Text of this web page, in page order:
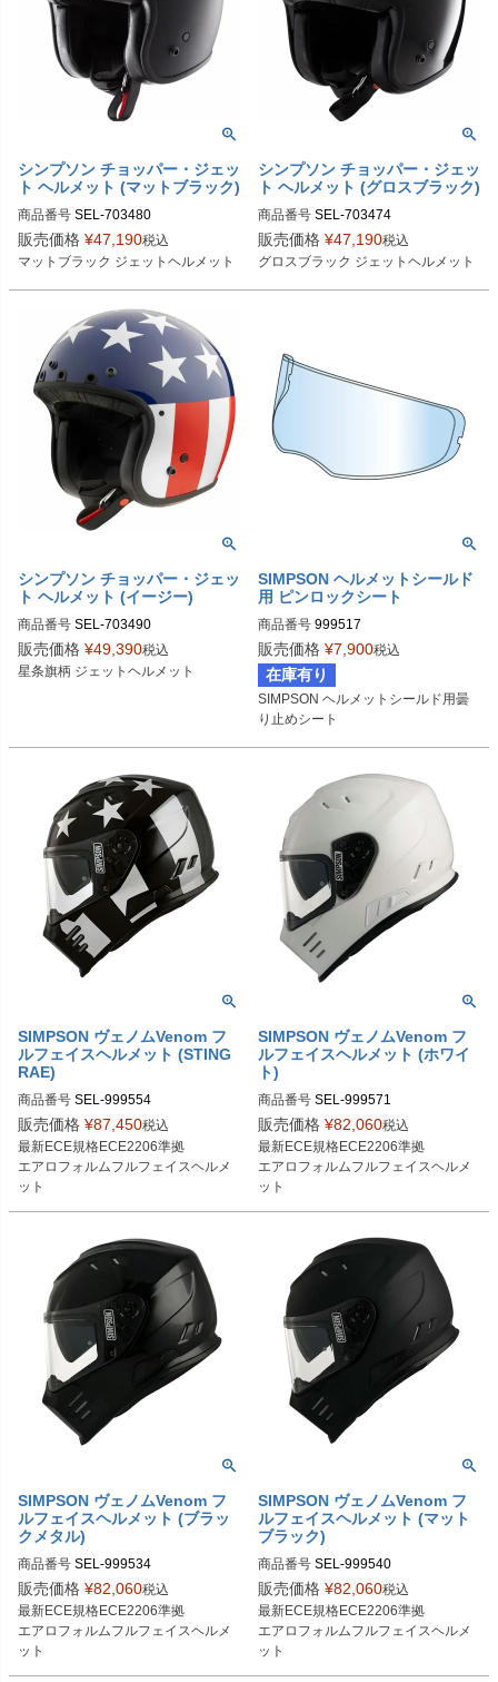
シンプソン チョッパー・ジェッ
ト ヘルメット (マットブラック)
商品番号 SEL-703480
販売価格 ¥47,190税込
マットブラック ジェットヘルメット
シンプソン チョッパー・ジェッ
ト ヘルメット (グロスブラック)
商品番号 SEL-703474
販売価格 ¥47,190税込
グロスブラック ジェットヘルメット
シンプソン チョッパー・ジェッ
ト ヘルメット (イージー)
商品番号 SEL-703490
販売価格 ¥49,390税込
星条旗柄 ジェットヘルメット
SIMPSON ヘルメットシールド
用 ピンロックシート
商品番号 999517
販売価格 ¥7,900税込
在庫有り
SIMPSON ヘルメットシールド用曇
り止めシート
SIMPSON ヴェノムVenom フ
ルフェイスヘルメット (STING
RAE)
商品番号 SEL-999554
販売価格 ¥87,450税込
最新ECE規格ECE2206準拠
エアロフォルムフルフェイスヘルメ
ット
SIMPSON ヴェノムVenom フ
ルフェイスヘルメット (ホワイ
ト)
商品番号 SEL-999571
販売価格 ¥82,060税込
最新ECE規格ECE2206準拠
エアロフォルムフルフェイスヘルメ
ット
SIMPSON ヴェノムVenom フ
ルフェイスヘルメット (ブラッ
クメタル)
商品番号 SEL-999534
販売価格 ¥82,060税込
最新ECE規格ECE2206準拠
エアロフォルムフルフェイスヘルメ
ット
SIMPSON ヴェノムVenom フ
ルフェイスヘルメット (マット
ブラック)
商品番号 SEL-999540
販売価格 ¥82,060税込
最新ECE規格ECE2206準拠
エアロフォルムフルフェイスヘルメ
ット